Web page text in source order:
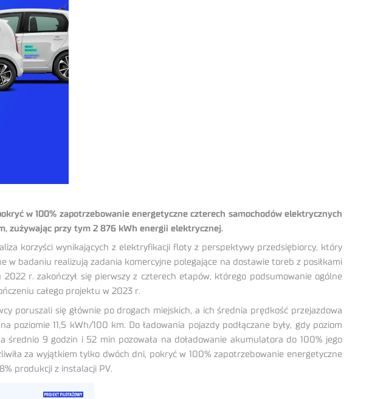
w 100% zapotrzebowanie energetyczne czterech samochodów elektrycznych
zużywając przy tym 2 876 kWh energii elektrycznej.
korzyści wynikających z elektryfikacji floty z perspektywy przedsiębiorcy, który
badaniu realizują zadania komercyjne polegające na dostawie toreb z posiłkami
r. zakończył się pierwszy z czterech etapów, którego podsumowanie ogólne
całego projektu w 2023 r.
poruszali się głównie po drogach miejskich, a ich średnia prędkość przejazdowa
11,5 kWh/100 km. Do ładowania pojazdy podłączane były, gdy poziom
średnio 9 godzin i 52 min pozowała na doładowanie akumulatora do 100% jego
za wyjątkiem tylko dwóch dni, pokryć w 100% zapotrzebowanie energetyczne
produkcji z instalacji PV.